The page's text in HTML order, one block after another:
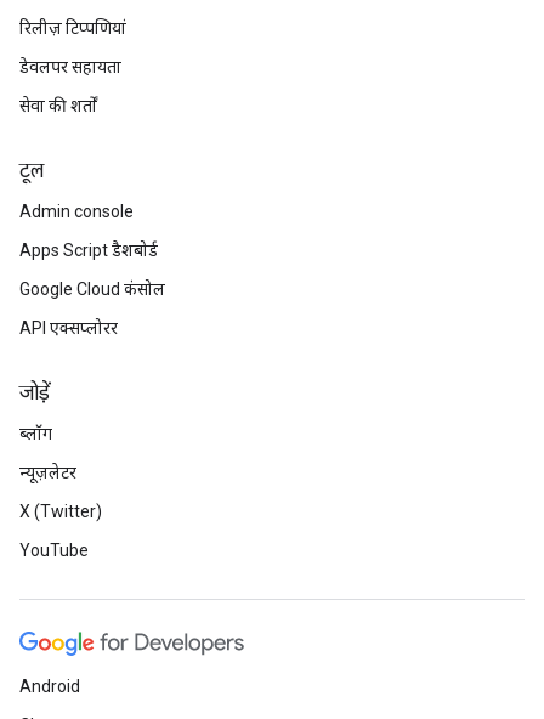
रिलीज़ टिप्पणियां
डेवलपर सहायता
सेवा की शर्तों
टूल
Admin console
Apps Script डैशबोर्ड
Google Cloud कंसोल
API एक्सप्लोरर
जोड़ें
ब्लॉग
न्यूज़लेटर
X (Twitter)
YouTube
Android